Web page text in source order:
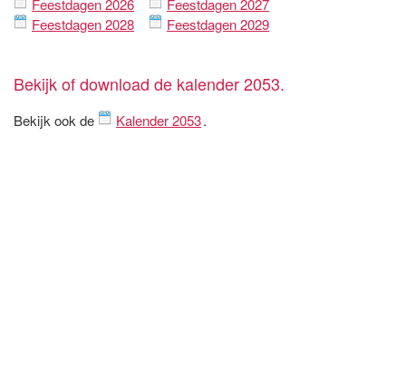
Feestdagen 2026
Feestdagen 2027
Feestdagen 2028
Feestdagen 2029
Bekijk of download de kalender 2053.
Bekijk ook de Kalender 2053.